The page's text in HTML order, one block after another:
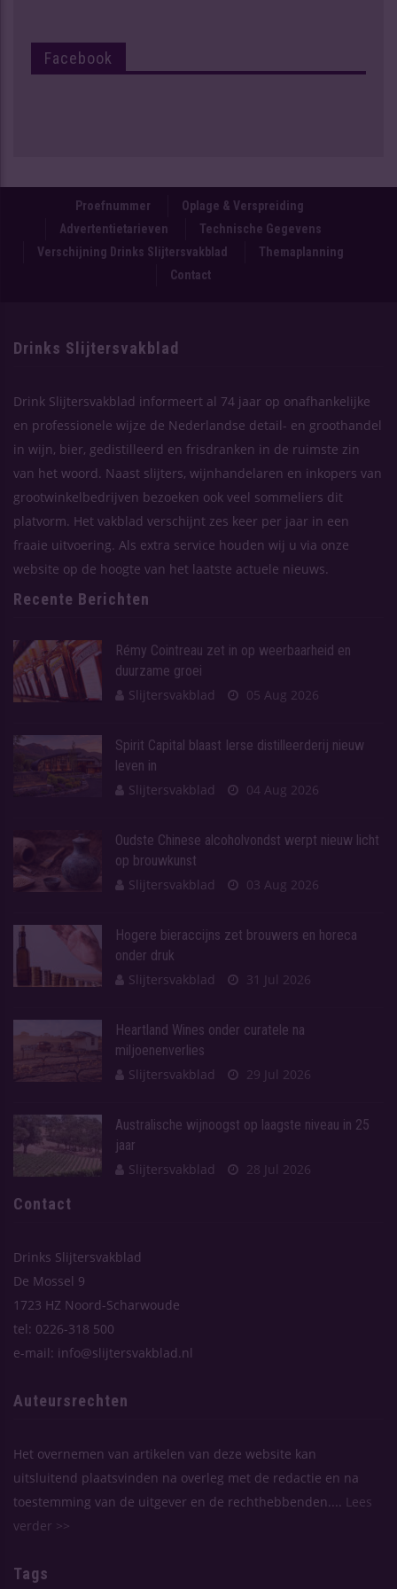
Facebook
Proefnummer
Oplage & Verspreiding
Advertentietarieven
Technische Gegevens
Verschijning Drinks Slijtersvakblad
Themaplanning
Contact
Drinks Slijtersvakblad
Drink Slijtersvakblad informeert al 74 jaar op onafhankelijke
en professionele wijze de Nederlandse detail- en groothandel
in wijn, bier, gedistilleerd en frisdranken in de ruimste zin
van het woord. Naast slijters, wijnhandelaren en inkopers van
grootwinkelbedrijven bezoeken ook veel sommeliers dit
platvorm. Het vakblad verschijnt zes keer per jaar in een
fraaie uitvoering. Als extra service houden wij u via onze
website op de hoogte van het laatste actuele nieuws.
Recente Berichten
Rémy Cointreau zet in op weerbaarheid en
duurzame groei
Slijtersvakblad
05 Aug 2026
Spirit Capital blaast Ierse distilleerderij nieuw
leven in
Slijtersvakblad
04 Aug 2026
Oudste Chinese alcoholvondst werpt nieuw licht
op brouwkunst
Slijtersvakblad
03 Aug 2026
Hogere bieraccijns zet brouwers en horeca
onder druk
Slijtersvakblad
31 Jul 2026
Heartland Wines onder curatele na
miljoenenverlies
Slijtersvakblad
29 Jul 2026
Australische wijnoogst op laagste niveau in 25
jaar
Slijtersvakblad
28 Jul 2026
Contact
Drinks Slijtersvakblad
De Mossel 9
1723 HZ Noord-Scharwoude
tel: 0226-318 500
e-mail: info@slijtersvakblad.nl
Auteursrechten
Het overnemen van artikelen van deze website kan
uitsluitend plaatsvinden na overleg met de redactie en na
toestemming van de uitgever en de rechthebbenden.... Lees
verder >>
Tags